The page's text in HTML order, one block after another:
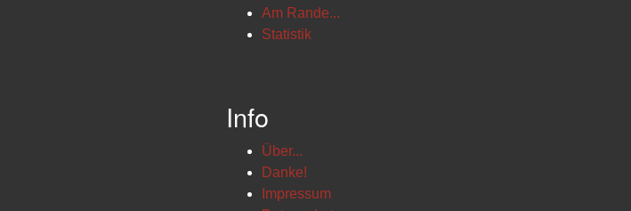
Am Rande...
Statistik
Info
Über...
Danke!
Impressum